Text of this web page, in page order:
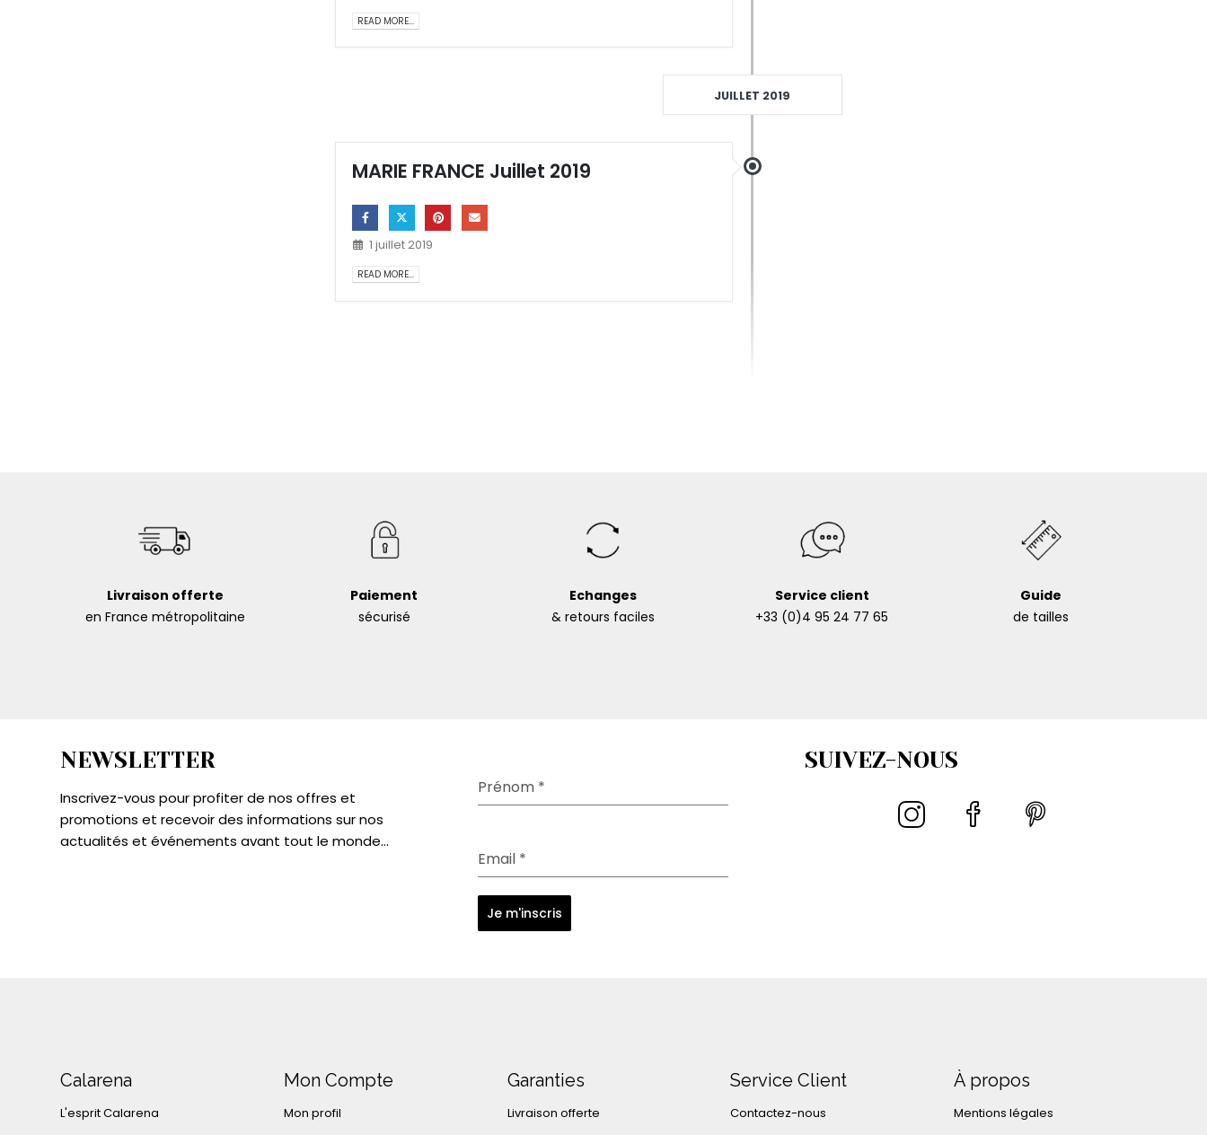
READ MORE...
JUILLET 2019
MARIE FRANCE Juillet 2019
1 juillet 2019
READ MORE...
Livraison offerte
en France métropolitaine
Paiement
sécurisé
Echanges
& retours faciles
Service client
+33 (0)4 95 24 77 65
Guide
de tailles
NEWSLETTER
Inscrivez-vous pour profiter de nos offres et
promotions et recevoir des informations sur nos
actualités et événements avant tout le monde...
Prénom *
Email *
Je m'inscris
SUIVEZ-NOUS
Calarena
L'esprit Calarena
Mon Compte
Mon profil
Garanties
Livraison offerte
Service Client
Contactez-nous
À propos
Mentions légales